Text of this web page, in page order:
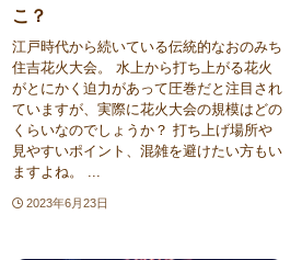
こ？
江戸時代から続いている伝統的なおのみち
住吉花火大会。 水上から打ち上がる花火
がとにかく迫力があって圧巻だと注目され
ていますが、実際に花火大会の規模はどの
くらいなのでしょうか？ 打ち上げ場所や
見やすいポイント、混雑を避けたい方もい
ますよね。 ...
2023年6月23日